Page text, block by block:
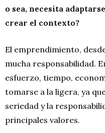
o sea, necesita
crear el contexto?
El emprendimiento,
mucha responsabilidad.
esfuerzo, tiempo,
tomarse a la ligera, ya
seriedad y la
principales valores.